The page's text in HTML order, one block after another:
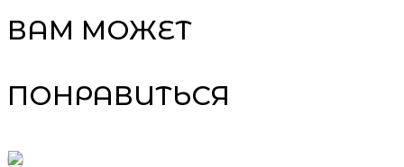
ВАМ МОЖЕТ
ПОНРАВИТЬСЯ